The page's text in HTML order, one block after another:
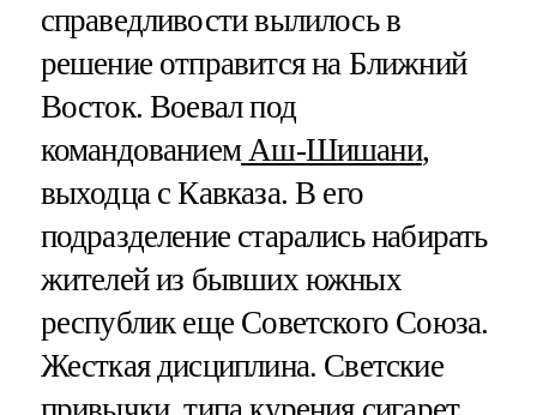
справедливости вылилось в
решение отправится на Ближний
Восток. Воевал под
командованиемАш-Шишани,
выходца с Кавказа. В его
подразделение старались набирать
жителей из бывших южных
республик еще Советского Союза.
Жесткая дисциплина. Светские